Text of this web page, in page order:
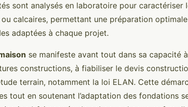
sont analysés en laboratoire pour caractériser
ou calcaires, permettant une préparation
adaptées à chaque projet.
se manifeste avant tout dans sa capacité
constructions, à fiabiliser le devis
terrain, notamment la loi ELAN. Cette
tout en soutenant l’adaptation des fondations